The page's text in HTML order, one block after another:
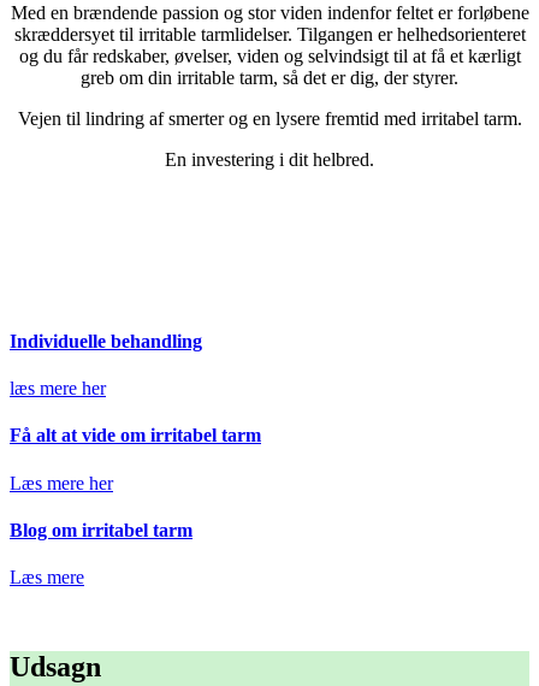
Med en brændende passion og stor viden indenfor feltet er forløbene
skræddersyet til irritable tarmlidelser. Tilgangen er helhedsorienteret
og du får redskaber, øvelser, viden og selvindsigt til at få et kærligt
greb om din irritable tarm, så det er dig, der styrer.
Vejen til lindring af smerter og en lysere fremtid med irritabel tarm.
En investering i dit helbred.
Individuelle behandling
læs mere her
Få alt at vide om irritabel tarm
Læs mere her
Blog om irritabel tarm
Læs mere
Udsagn